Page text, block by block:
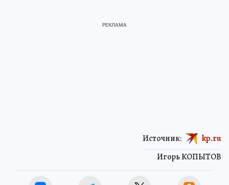
Игорь КОПЫТОВ
Источник: kp.ru